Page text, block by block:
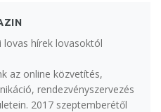
hírek lovasoktól
az online közvetítés,
rendezvényszervezés
2017 szeptemberétől